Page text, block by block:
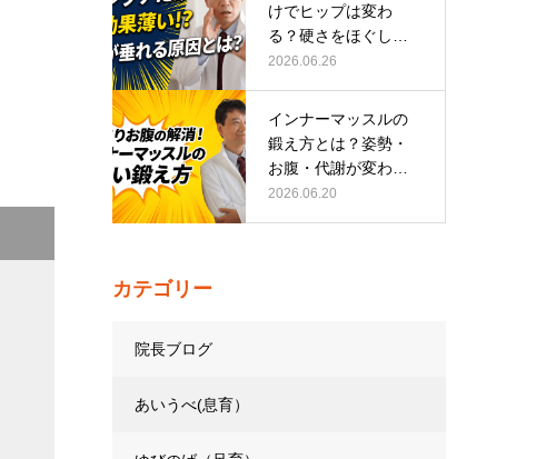
けでヒップは変わ
る？硬さをほぐして
整える正しい方…
2026.06.26
インナーマッスルの
鍛え方とは？姿勢・
お腹・代謝が変わる
トレーニング…
2026.06.20
カテゴリー
院長ブログ
あいうべ(息育）